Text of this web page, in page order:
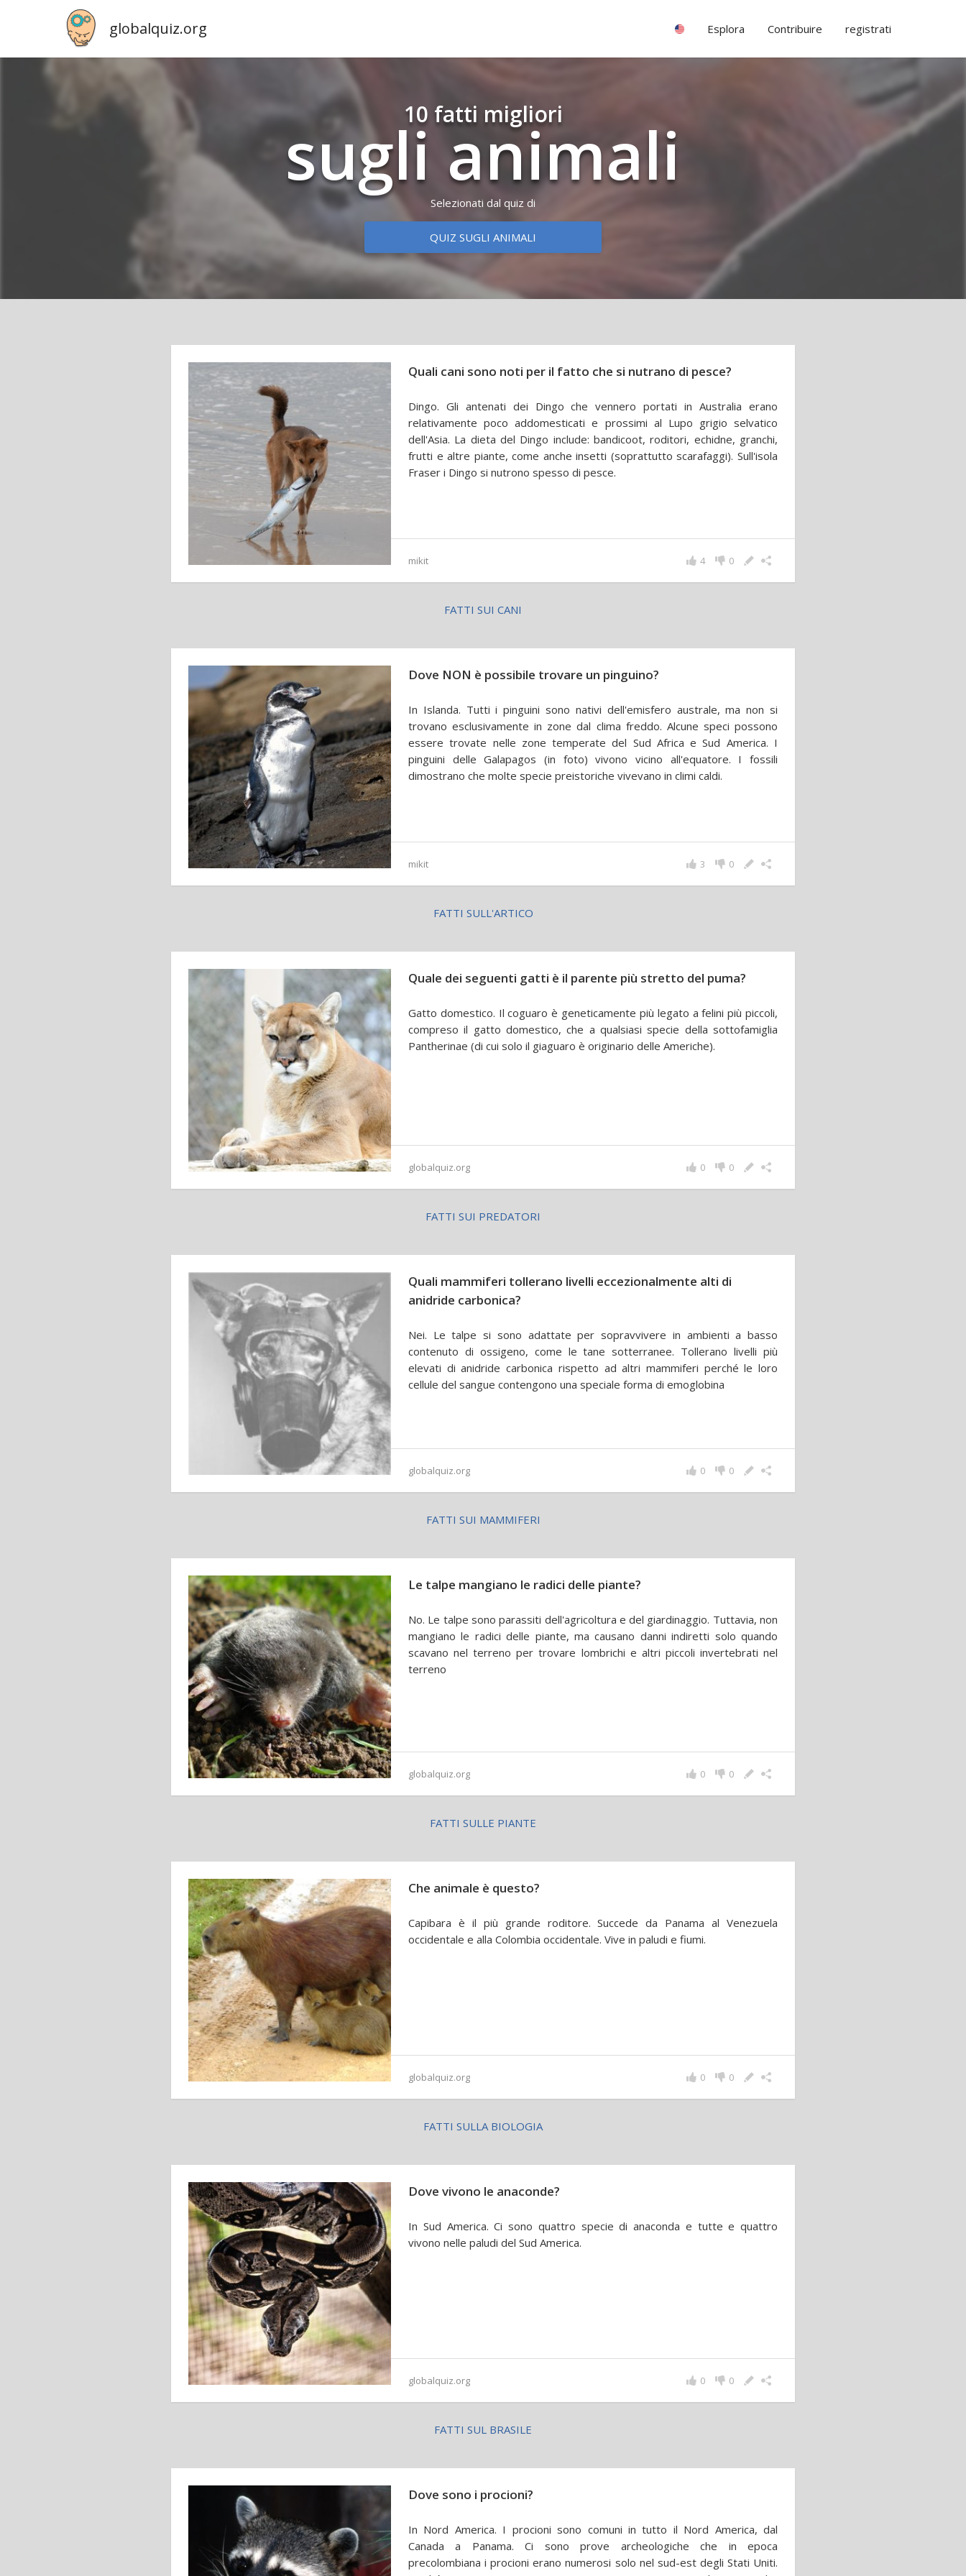
globalquiz.org Esplora Contribuire registrati
10 fatti migliori
sugli animali
Selezionati dal quiz di
QUIZ SUGLI ANIMALI
Quali cani sono noti per il fatto che si nutrano di pesce?
Dingo. Gli antenati dei Dingo che vennero portati in Australia erano
relativamente poco addomesticati e prossimi al Lupo grigio selvatico
dell'Asia. La dieta del Dingo include: bandicoot, roditori, echidne, granchi,
frutti e altre piante, come anche insetti (soprattutto scarafaggi). Sull'isola
Fraser i Dingo si nutrono spesso di pesce.
mikit 0
4
FATTI SUI CANI
Dove NON è possibile trovare un pinguino?
In Islanda. Tutti i pinguini sono nativi dell'emisfero australe, ma non si
trovano esclusivamente in zone dal clima freddo. Alcune speci possono
essere trovate nelle zone temperate del Sud Africa e Sud America. I
pinguini delle Galapagos (in foto) vivono vicino all'equatore. I fossili
dimostrano che molte specie preistoriche vivevano in climi caldi.
mikit 0
3
FATTI SULL'ARTICO
Quale dei seguenti gatti è il parente più stretto del puma?
Gatto domestico. Il coguaro è geneticamente più legato a felini più piccoli,
compreso il gatto domestico, che a qualsiasi specie della sottofamiglia
Pantherinae (di cui solo il giaguaro è originario delle Americhe).
globalquiz.org 0
0
FATTI SUI PREDATORI
Quali mammiferi tollerano livelli eccezionalmente alti di
anidride carbonica?
Nei. Le talpe si sono adattate per sopravvivere in ambienti a basso
contenuto di ossigeno, come le tane sotterranee. Tollerano livelli più
elevati di anidride carbonica rispetto ad altri mammiferi perché le loro
cellule del sangue contengono una speciale forma di emoglobina
globalquiz.org 0
0
FATTI SUI MAMMIFERI
Le talpe mangiano le radici delle piante?
No. Le talpe sono parassiti dell'agricoltura e del giardinaggio. Tuttavia, non
mangiano le radici delle piante, ma causano danni indiretti solo quando
scavano nel terreno per trovare lombrichi e altri piccoli invertebrati nel
terreno
globalquiz.org 0
0
FATTI SULLE PIANTE
Che animale è questo?
Capibara è il più grande roditore. Succede da Panama al Venezuela
occidentale e alla Colombia occidentale. Vive in paludi e fiumi.
globalquiz.org 0
0
FATTI SULLA BIOLOGIA
Dove vivono le anaconde?
In Sud America. Ci sono quattro specie di anaconda e tutte e quattro
vivono nelle paludi del Sud America.
globalquiz.org 0
0
FATTI SUL BRASILE
Dove sono i procioni?
In Nord America. I procioni sono comuni in tutto il Nord America, dal
Canada a Panama. Ci sono prove archeologiche che in epoca
precolombiana i procioni erano numerosi solo nel sud-est degli Stati Uniti.